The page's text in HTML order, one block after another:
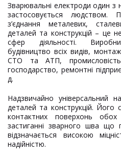
Зварювальні електроди один з
застосовується людством.
з’єднання металевих,
деталей та конструкцій – це
сфер діяльності.
будівництво всіх видів,
СТО та АТП, промисловість
господарство, ремонтні
д.
Надзвичайно універсальний
деталей та конструкцій. Його
контактних поверхонь
застиганні зварного шва що
відзначається високою
надійністю.